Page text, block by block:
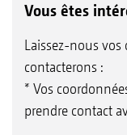
Vous êtes
Laissez-nous
contacterons :
* Vos
prendre contact